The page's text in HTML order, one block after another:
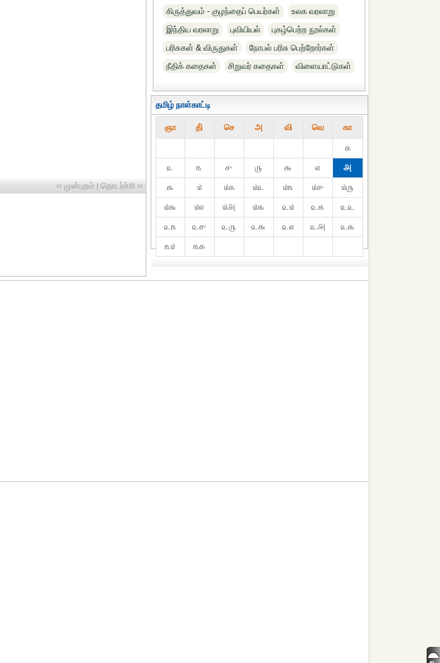
‹‹ முன்புறம் | தொடர்ச்சி ››
கிருத்துவம் - குழந்தைப் பெயர்கள்
உலக வரலாறு
இந்திய வரலாறு
புவியியல்
புகழ்பெற்ற நூல்கள்
பரிசுகள் & விருதுகள்
நோபல் பரிசு‎ பெற்றோர்‎கள்
நீதிக் கதைகள்
சிறுவர் கதைகள் விளையாட்டுகள்
தமிழ் நாள்காட்டி
ஞா தி் செ அ வி வெ கா
௧
௨
௩ ௪ ௫ ௬ ௭
௮
௯
௰ ௰௧ ௰௨ ௰௩ ௰௪
௰௫
௰௬
௰௭ ௰௮ ௰௯ ௨௰ ௨௧
௨௨
௨௩
௨௪ ௨௫ ௨௬ ௨௭ ௨௮
௨௯
௩௰
௩௧